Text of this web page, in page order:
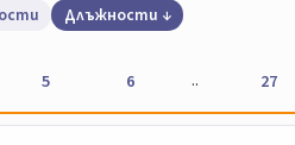
Длъжности
5 6 .. 27